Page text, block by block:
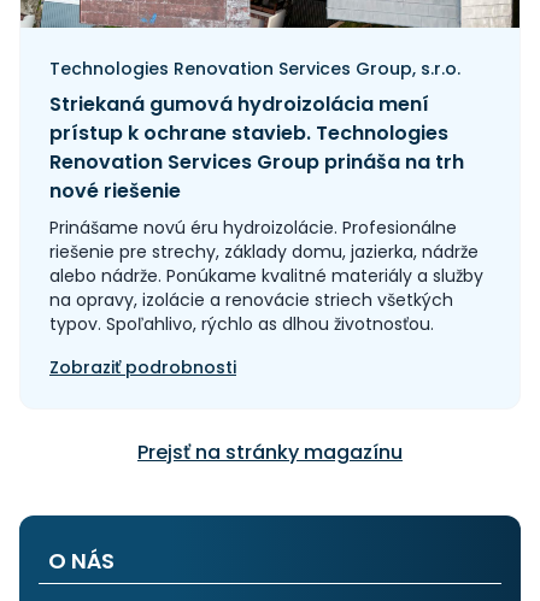
Technologies Renovation Services Group, s.r.o.
Striekaná gumová hydroizolácia mení
prístup k ochrane stavieb. Technologies
Renovation Services Group prináša na trh
nové riešenie
Prinášame novú éru hydroizolácie. Profesionálne
riešenie pre strechy, základy domu, jazierka, nádrže
alebo nádrže. Ponúkame kvalitné materiály a služby
na opravy, izolácie a renovácie striech všetkých
typov. Spoľahlivo, rýchlo as dlhou životnosťou.
Zobraziť podrobnosti
Prejsť na stránky magazínu
O NÁS